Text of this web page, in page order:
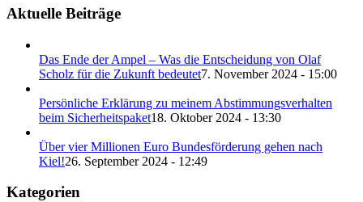
Aktuelle Beiträge
Das Ende der Ampel – Was die Entscheidung von Olaf
Scholz für die Zukunft bedeutet7. November 2024 - 15:00
Persönliche Erklärung zu meinem Abstimmungsverhalten
beim Sicherheitspaket18. Oktober 2024 - 13:30
Über vier Millionen Euro Bundesförderung gehen nach
Kiel!26. September 2024 - 12:49
Kategorien